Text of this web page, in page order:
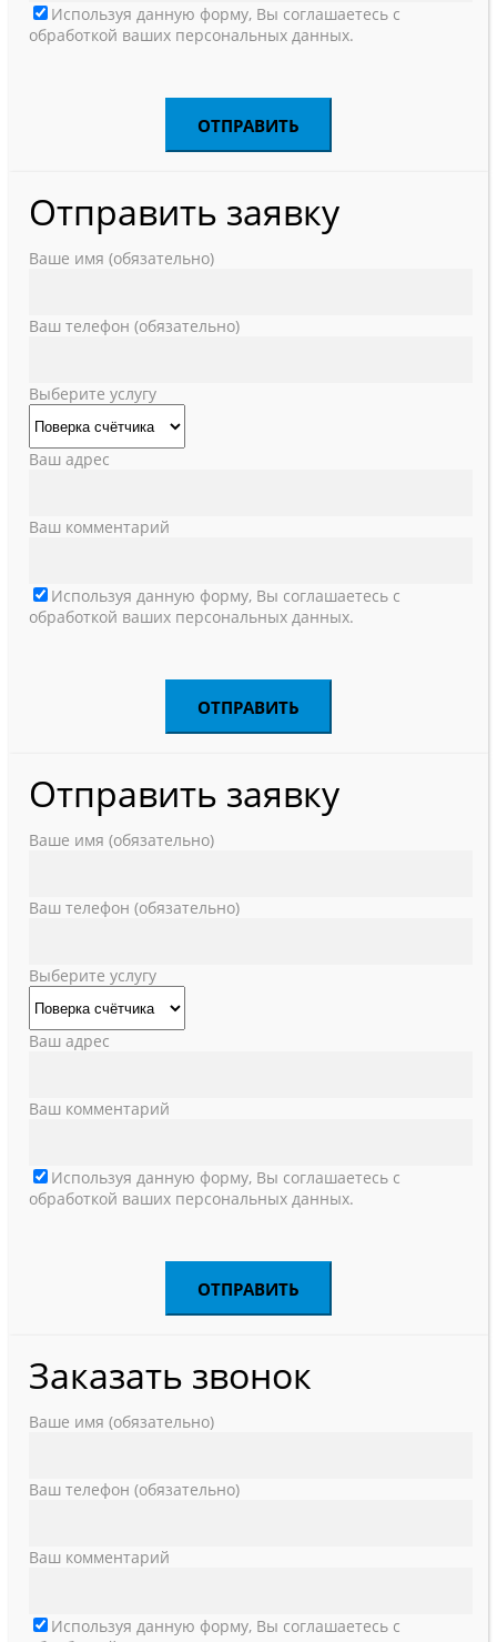
Используя данную форму, Вы соглашаетесь с
обработкой ваших персональных данных.
Отправить заявку
Ваше имя (обязательно)
Ваш телефон (обязательно)
Выберите услугу
Ваш адрес
Ваш комментарий
Используя данную форму, Вы соглашаетесь с
обработкой ваших персональных данных.
Отправить заявку
Ваше имя (обязательно)
Ваш телефон (обязательно)
Выберите услугу
Ваш адрес
Ваш комментарий
Используя данную форму, Вы соглашаетесь с
обработкой ваших персональных данных.
Заказать звонок
Ваше имя (обязательно)
Ваш телефон (обязательно)
Ваш комментарий
Используя данную форму, Вы соглашаетесь с